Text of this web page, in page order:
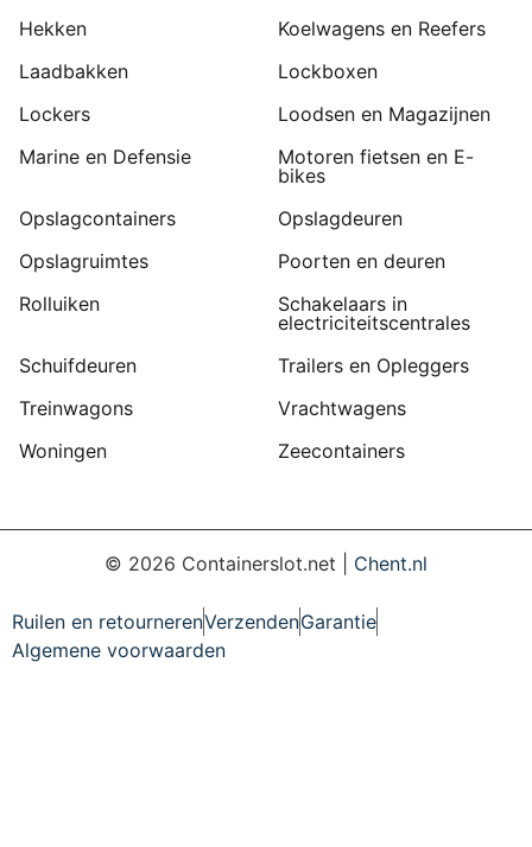
Hekken
Koelwagens en Reefers
Laadbakken
Lockboxen
Lockers
Loodsen en Magazijnen
Marine en Defensie
Motoren fietsen en E-
bikes
Opslagcontainers
Opslagdeuren
Opslagruimtes
Poorten en deuren
Rolluiken
Schakelaars in
electriciteitscentrales
Schuifdeuren
Trailers en Opleggers
Treinwagons
Vrachtwagens
Woningen
Zeecontainers
© 2026 Containerslot.net | Chent.nl
Ruilen en retournerenVerzendenGarantie
Algemene voorwaarden